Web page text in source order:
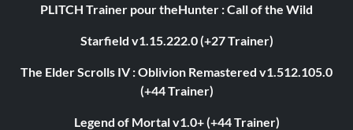
PLITCH Trainer pour theHunter : Call of the Wild
Starfield v1.15.222.0 (+27 Trainer)
The Elder Scrolls IV : Oblivion Remastered v1.512.105.0
(+44 Trainer)
Legend of Mortal v1.0+ (+44 Trainer)